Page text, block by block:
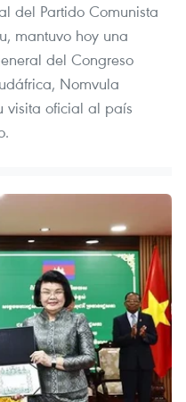
del Partido Comunista
mantuvo hoy una
del Congreso
Nomvula
visita oficial al país